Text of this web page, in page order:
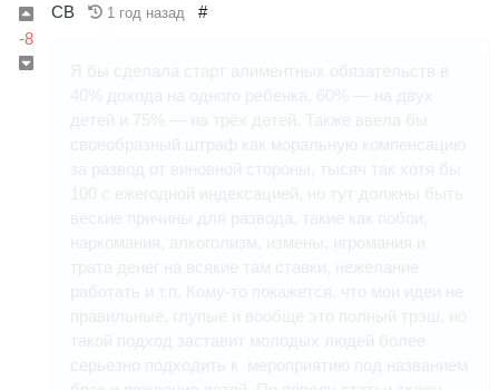
-8
СВ 1 год назад #